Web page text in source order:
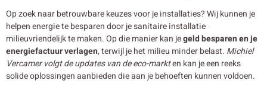
Op zoek naar betrouwbare keuzes voor je installaties? Wij kunnen je
helpen energie te besparen door je sanitaire installatie
milieuvriendelijk te maken. Op die manier kan jegeld besparen en je
energiefactuur verlagen, terwijl je het milieu minder belast. Michiel
Vercamer volgt de updates van de eco-markten kan je een reeks
solide oplossingen aanbieden die aan je behoeften kunnen voldoen.